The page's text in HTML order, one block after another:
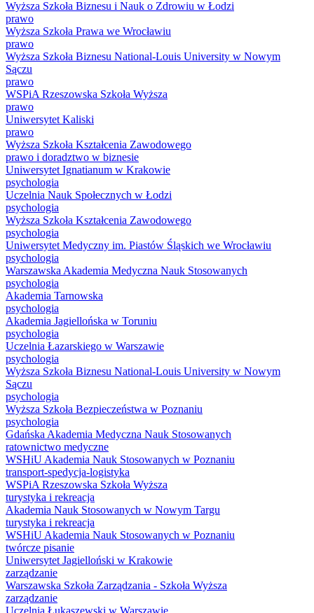
Wyższa Szkoła Biznesu i Nauk o Zdrowiu w Łodzi
prawo
Wyższa Szkoła Prawa we Wrocławiu
prawo
Wyższa Szkoła Biznesu National-Louis University w Nowym
Sączu
prawo
WSPiA Rzeszowska Szkoła Wyższa
prawo
Uniwersytet Kaliski
prawo
Wyższa Szkoła Kształcenia Zawodowego
prawo i doradztwo w biznesie
Uniwersytet Ignatianum w Krakowie
psychologia
Uczelnia Nauk Społecznych w Łodzi
psychologia
Wyższa Szkoła Kształcenia Zawodowego
psychologia
Uniwersytet Medyczny im. Piastów Śląskich we Wrocławiu
psychologia
Warszawska Akademia Medyczna Nauk Stosowanych
psychologia
Akademia Tarnowska
psychologia
Akademia Jagiellońska w Toruniu
psychologia
Uczelnia Łazarskiego w Warszawie
psychologia
Wyższa Szkoła Biznesu National-Louis University w Nowym
Sączu
psychologia
Wyższa Szkoła Bezpieczeństwa w Poznaniu
psychologia
Gdańska Akademia Medyczna Nauk Stosowanych
ratownictwo medyczne
WSHiU Akademia Nauk Stosowanych w Poznaniu
transport-spedycja-logistyka
WSPiA Rzeszowska Szkoła Wyższa
turystyka i rekreacja
Akademia Nauk Stosowanych w Nowym Targu
turystyka i rekreacja
WSHiU Akademia Nauk Stosowanych w Poznaniu
twórcze pisanie
Uniwersytet Jagielloński w Krakowie
zarządzanie
Warszawska Szkoła Zarządzania - Szkoła Wyższa
zarządzanie
Uczelnia Łukaszewski w Warszawie